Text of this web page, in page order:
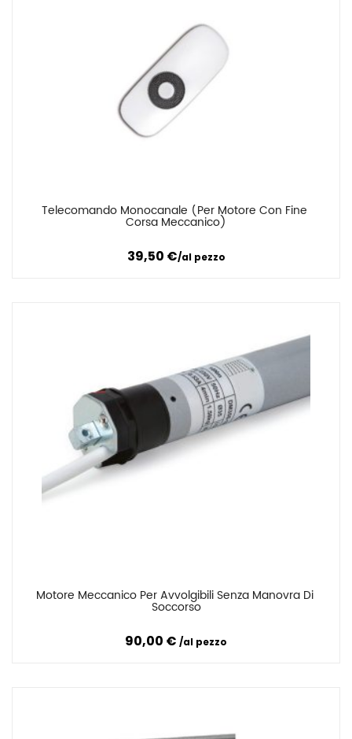
Telecomando Monocanale (per Motore Con Fine
Corsa Meccanico)
39,50 € al pezzo
Confronta
Motore Meccanico Per Avvolgibili Senza Manovra Di
Soccorso
90,00 € al pezzo
Confronta